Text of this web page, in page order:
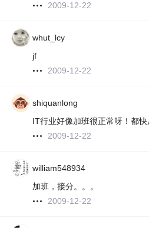
2009-12-22
whut_lcy
jf
2009-12-22
shiquanlong
IT行业好像加班很正常呀！都快
2009-12-22
william548934
加班，接分。。。
2009-12-22